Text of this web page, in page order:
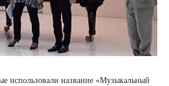
использовали название «Музыкальный